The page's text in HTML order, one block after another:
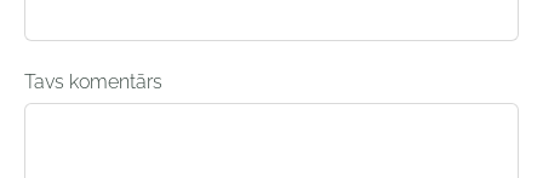
Tavs komentārs